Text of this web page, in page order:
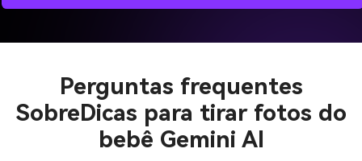
Perguntas frequentes
Sobre Dicas para tirar fotos do
bebê Gemini AI